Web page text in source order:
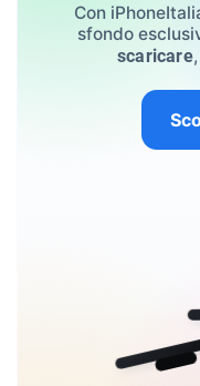
Con
sfondo
scaricare